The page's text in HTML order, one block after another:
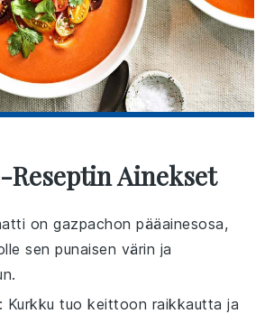
Reseptin Ainekset
on gazpachon pääainesosa,
sen punaisen värin ja
: Kurkku tuo keittoon raikkautta ja